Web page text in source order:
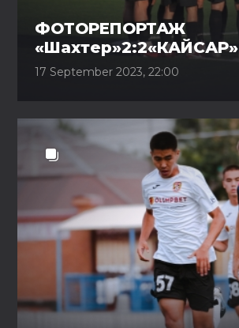
ФОТОРЕПОРТАЖ
«Шахтер»2:2«КАЙСАР»
17 September 2023, 22:00